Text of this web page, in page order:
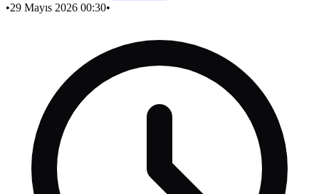
•29 Mayıs 2026 00:30•